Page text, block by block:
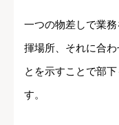
一つの物差しで業
揮場所、それに合
とを示すことで部
す。